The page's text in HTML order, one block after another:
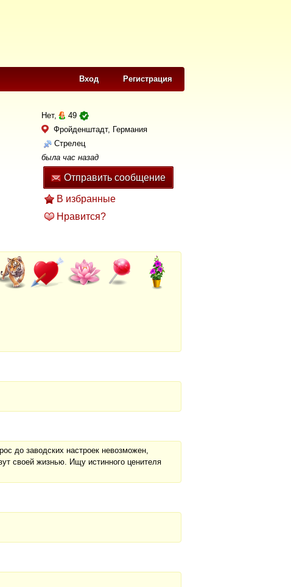
Регистрация
Вход
Нет,
49
Фройденштадт, Германия
Стрелец
была час назад
Отправить сообщение
В избранные
Нравится?
до заводских настроек невозможен,
своей жизнью. Ищу истинного ценителя